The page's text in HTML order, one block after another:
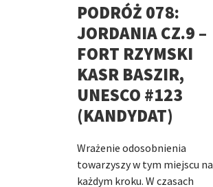
PODRÓŻ 078:
JORDANIA CZ.9 –
FORT RZYMSKI
KASR BASZIR,
UNESCO #123
(KANDYDAT)
Wrażenie odosobnienia
towarzyszy w tym miejscu na
każdym kroku. W czasach